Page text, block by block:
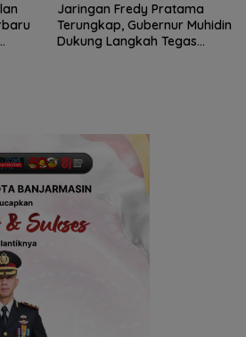
Jaringan Fredy Pratama
Terungkap, Gubernur Muhidin
Dukung Langkah Tegas